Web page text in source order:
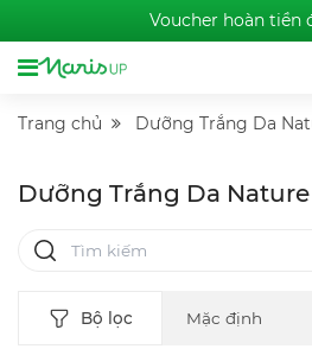
Voucher hoàn tiền
Trang chủ Dưỡng Trắng Da
Dưỡng Trắng Da
Bộ lọc